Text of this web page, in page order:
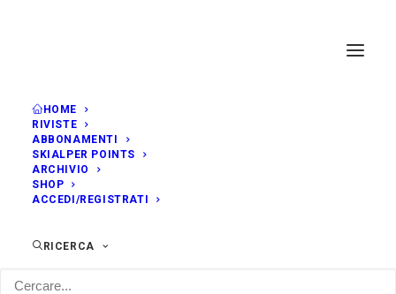
HOME
RIVISTE
ABBONAMENTI
SKIALPER POINTS
ARCHIVIO
SHOP
ACCEDI/REGISTRATI
RICERCA
Events by this organizer